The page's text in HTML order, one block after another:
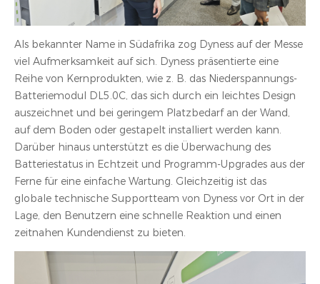
Als bekannter Name in Südafrika zog Dyness auf der Messe
viel Aufmerksamkeit auf sich. Dyness präsentierte eine
Reihe von Kernprodukten, wie z. B. das Niederspannungs-
Batteriemodul DL5.0C, das sich durch ein leichtes Design
auszeichnet und bei geringem Platzbedarf an der Wand,
auf dem Boden oder gestapelt installiert werden kann.
Darüber hinaus unterstützt es die Überwachung des
Batteriestatus in Echtzeit und Programm-Upgrades aus der
Ferne für eine einfache Wartung. Gleichzeitig ist das
globale technische Supportteam von Dyness vor Ort in der
Lage, den Benutzern eine schnelle Reaktion und einen
zeitnahen Kundendienst zu bieten.